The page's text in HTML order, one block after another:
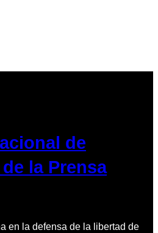
de
la Prensa
en la defensa de la libertad de